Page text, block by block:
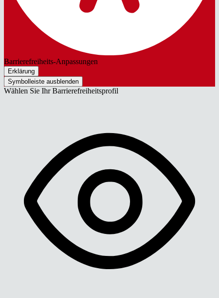
Barrierefreiheits-Anpassungen
Erklärung
Symbolleiste ausblenden
Wählen Sie Ihr Barrierefreiheitsprofil